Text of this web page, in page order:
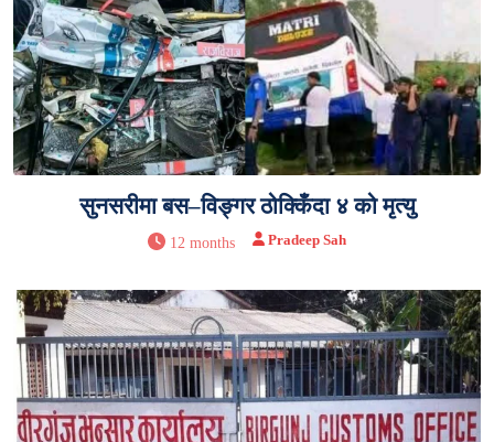
सुनसरीमा बस–विङ्गर ठोक्किँदा ४ को मृत्यु
12 months Pradeep Sah